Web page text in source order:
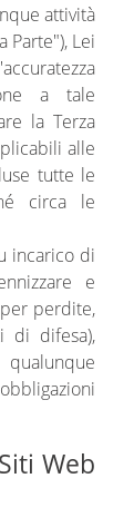
attività
Parte"), Lei
a tale
la Terza
alle
tutte le
circa le
incarico di
e
perdite,
di difesa),
Web